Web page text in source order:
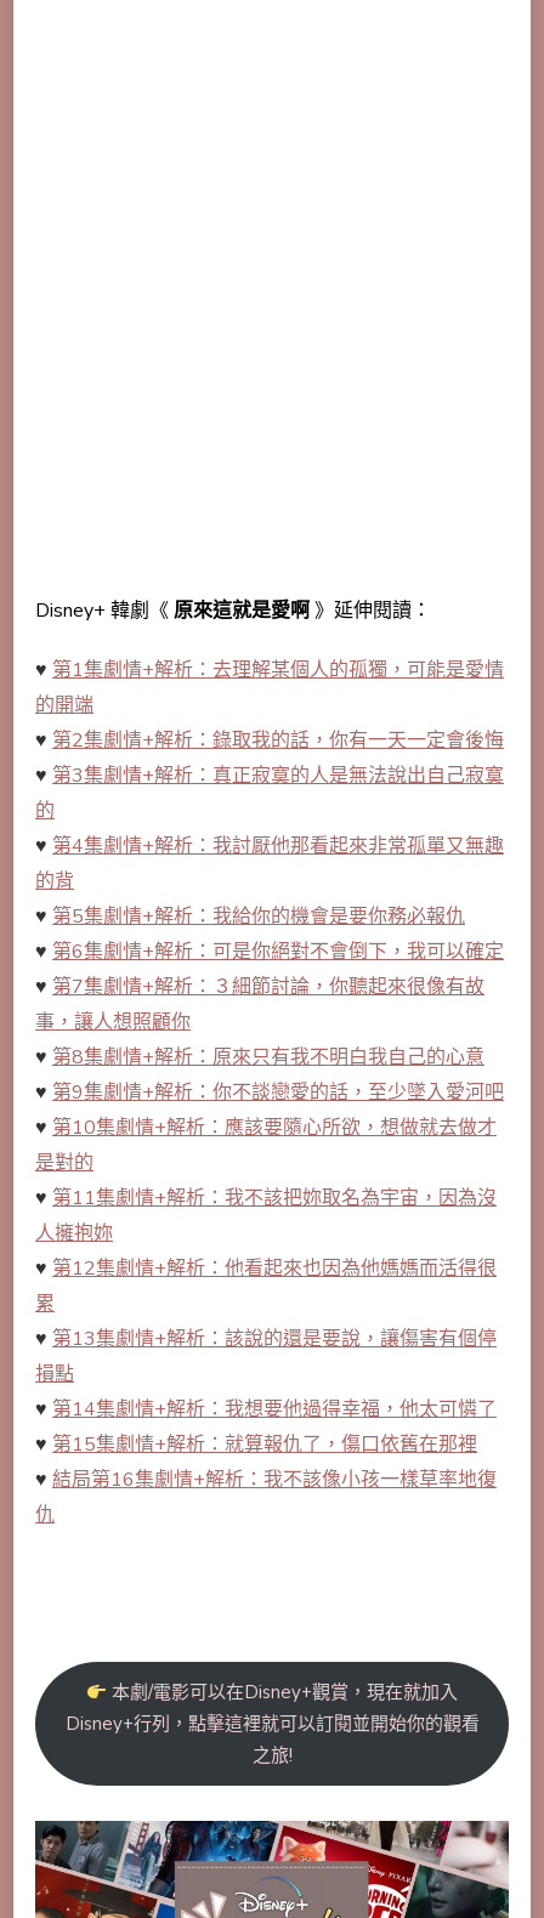
Disney+ 韓劇《原來這就是愛啊》延伸閱讀：
♥ 第1集劇情+解析：去理解某個人的孤獨，可能是愛情
的開端
♥ 第2集劇情+解析：錄取我的話，你有一天一定會後悔
♥ 第3集劇情+解析：真正寂寞的人是無法說出自己寂寞
的
♥ 第4集劇情+解析：我討厭他那看起來非常孤單又無趣
的背
♥ 第5集劇情+解析：我給你的機會是要你務必報仇
♥ 第6集劇情+解析：可是你絕對不會倒下，我可以確定
♥ 第7集劇情+解析：３細節討論，你聽起來很像有故
事，讓人想照顧你
♥ 第8集劇情+解析：原來只有我不明白我自己的心意
♥ 第9集劇情+解析：你不談戀愛的話，至少墜入愛河吧
♥ 第10集劇情+解析：應該要隨心所欲，想做就去做才
是對的
♥ 第11集劇情+解析：我不該把妳取名為宇宙，因為沒
人擁抱妳
♥ 第12集劇情+解析：他看起來也因為他媽媽而活得很
累
♥ 第13集劇情+解析：該說的還是要說，讓傷害有個停
損點
♥ 第14集劇情+解析：我想要他過得幸福，他太可憐了
♥ 第15集劇情+解析：就算報仇了，傷口依舊在那裡
♥ 結局第16集劇情+解析：我不該像小孩一樣草率地復
仇
本劇/電影可以在Disney+觀賞，現在就加入
Disney+行列，點擊這裡就可以訂閱並開始你的觀看
之旅!